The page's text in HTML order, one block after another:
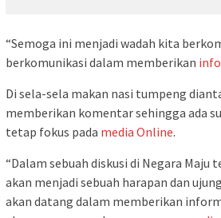
“Semoga ini menjadi wadah kita
berkomunikasi dalam memberikan
Di sela-sela makan nasi tumpeng
memberikan komentar sehingga ada
tetap fokus pada media Online.
“Dalam sebuah diskusi di Negara Maju
akan menjadi sebuah harapan dan
akan datang dalam memberikan